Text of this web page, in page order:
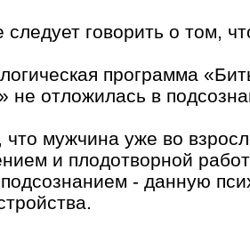
следует говорить о том,
программа
не отложилась в
мужчина уже во
и плодотворной
- данную